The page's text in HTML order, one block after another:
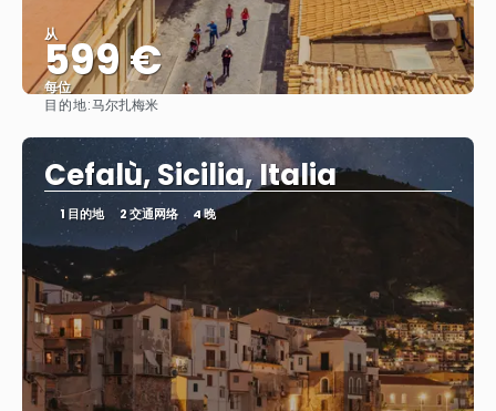
从
599 €
每位
目的地:马尔扎梅米
Cefalù, Sicilia, Italia
1 目的地 2 交通网络 4 晚